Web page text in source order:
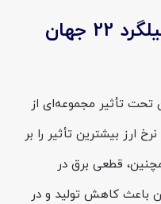
عوامل مؤثر بر قیمت میلگرد 22 جهان
سیرجان تحت تأثیر مجموعه‌ای از
ارز بیشترین تأثیر را بر
قطعی برق در
باعث کاهش تولید و در